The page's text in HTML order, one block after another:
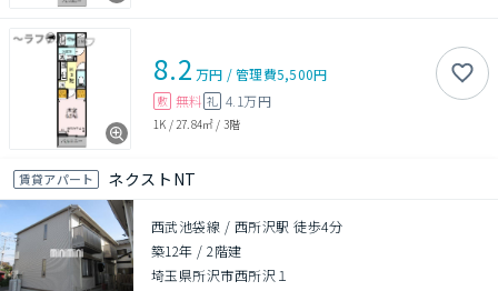
8.2 万円 /管理費5,500円
敷 無料 礼 4.1万円
1K / 27.84㎡ / 3階
賃貸アパート ネクストNT
西武池袋線 / 西所沢駅 徒歩4分
築12年 /2階建
埼玉県所沢市西所沢１